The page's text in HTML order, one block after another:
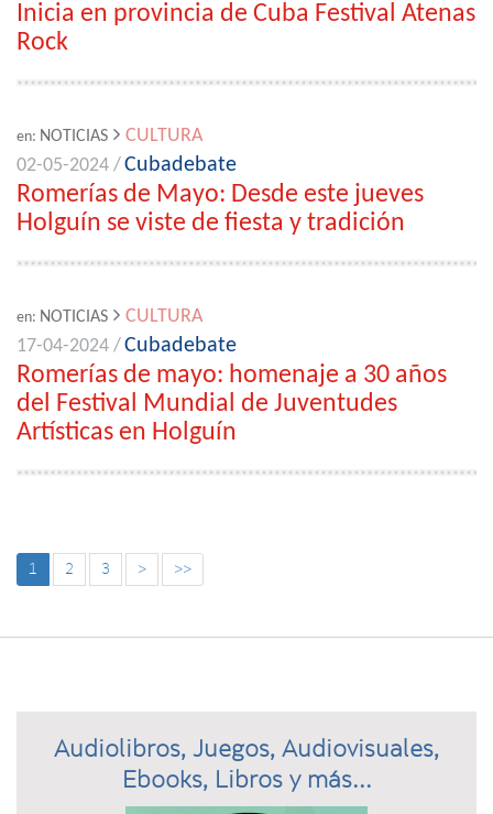
Inicia en provincia de Cuba Festival Atenas
Rock
en: NOTICIAS
CULTURA
02-05-2024 /Cubadebate
Romerías de Mayo: Desde este jueves
Holguín se viste de fiesta y tradición
en: NOTICIAS
CULTURA
17-04-2024 /Cubadebate
Romerías de mayo: homenaje a 30 años
del Festival Mundial de Juventudes
Artísticas en Holguín
1 2 3 > >>
Audiolibros, Juegos, Audiovisuales,
Ebooks, Libros y más...